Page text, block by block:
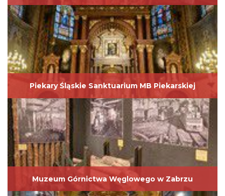
Piekary Śląskie Sanktuarium MB Piekarskiej
Muzeum Górnictwa Węglowego w Zabrzu